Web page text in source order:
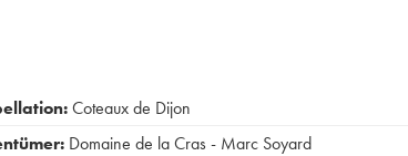
Coteaux de Dijon
Domaine de la Cras - Marc Soyard